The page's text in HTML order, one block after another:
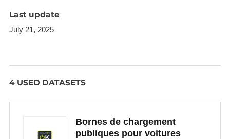
impact positif auprès des participants individuels et
de la société luxembourgeoise dans son ensemble.
Last update
July 21, 2025
4 USED DATASETS
Bornes de chargement
publiques pour voitures